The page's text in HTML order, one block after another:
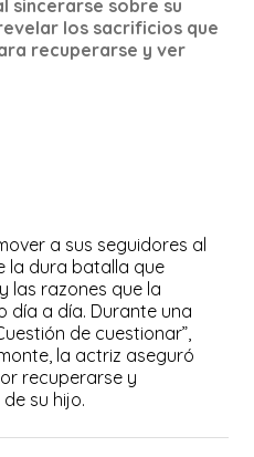
sincerarse sobre su
los sacrificios que
recuperarse y ver
a sus seguidores al
la dura batalla que
las razones que la
día a día. Durante una
de cuestionar”,
la actriz aseguró
recuperarse y
su hijo.